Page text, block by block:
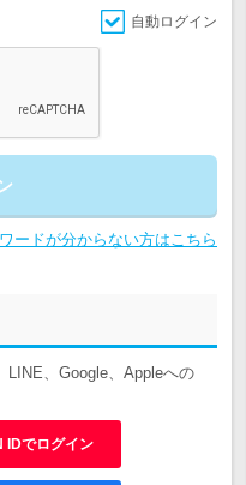
自動ログイン
ードが分からない方はこちら
、Google、Appleへの
IDでログイン